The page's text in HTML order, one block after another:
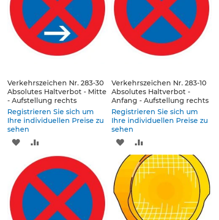
l
b
l
e
b
n
d
e
V
k
e
Verkehrszeichen Nr. 283-30
Absolutes Haltverbot - Mitte
- Aufstellung rechts
Registrieren Sie sich um
Ihre individuellen Preise zu
sehen
ZUR
WUNSCHLISTE
HINZUFÜGEN
VERGLEICHSLISTE
HINZUFÜGEN
Verkehrszeichen Nr. 283-10
Absolutes Haltverbot -
Anfang - Aufstellung rechts
Registrieren Sie sich um
Ihre individuellen Preise zu
sehen
ZUR
WUNSCHLISTE
HINZUFÜGEN
VERGLEICHSLISTE
HINZUFÜGEN